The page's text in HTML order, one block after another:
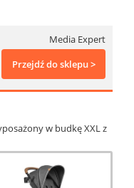
Media Expert
Przejdź do sklepu >
w budkę XXL z